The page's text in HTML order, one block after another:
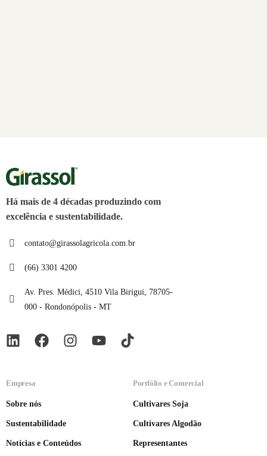
Há mais de 4 décadas produzindo com
excelência e sustentabilidade.
contato@girassolagricola.com.br
(66) 3301 4200
Av. Pres. Médici, 4510 Vila Birigui, 78705-
000 - Rondonópolis - MT
Empresa
Sobre nós
Sustentabilidade
Notícias e Conteúdos
Portfólio e Comercial
Cultivares Soja
Cultivares Algodão
Representantes